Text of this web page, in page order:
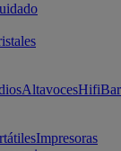
AltavocesHifi
Impresoras